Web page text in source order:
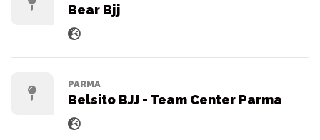
Bear Bjj
PARMA
Belsito BJJ - Team Center Parma